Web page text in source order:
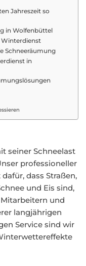
Jahreszeit so
in Wolfenbüttel
Winterdienst
Schneeräumung
in
seiner Schneelast
professioneller
dass Straßen,
und Eis sind,
und
langjährigen
Service sind wir